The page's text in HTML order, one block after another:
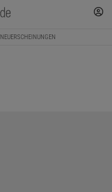
NEUERSCHEINUNGEN